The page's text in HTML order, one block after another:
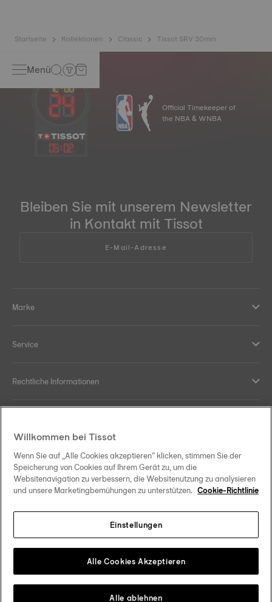
Startseite Kollektionen Classic Tissot SRV 30mm
Menü
05:02
Official Timekeeper of
the NBA & WNBA
Bleiben Sie mit unserem Newsletter
in Kontakt mit Tissot
E-Mail-Adresse
Marke
Service
Rechtliche Informationen
Ihre Vorteile
Deutschland Zu einem anderen Land wechseln
Tissot Copyrights 2026
Willkommen bei Tissot
Wenn Sie auf „Alle Cookies akzeptieren“ klicken, stimmen Sie der
Speicherung von Cookies auf Ihrem Gerät zu, um die
Websitenavigation zu verbessern, die Websitenutzung zu analysieren
und unsere Marketingbemühungen zu unterstützen. Cookie-Richtlinie
Einstellungen
Alle ablehnen
Alle Cookies Akzeptieren